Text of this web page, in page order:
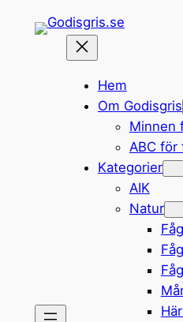
Hem
Om Godisgris
Minnen
ABC för
Kategorier
AIK
Natur